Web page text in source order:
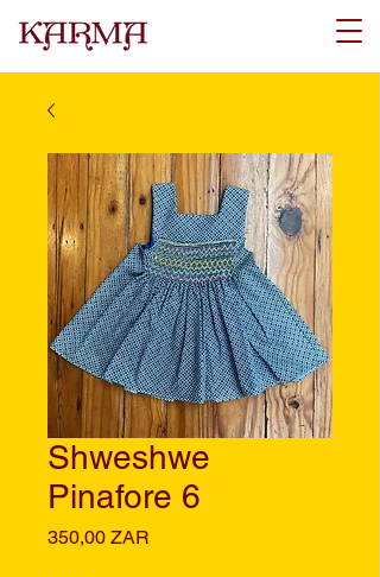
Shweshwe
Pinafore 6
350,00 ZAR